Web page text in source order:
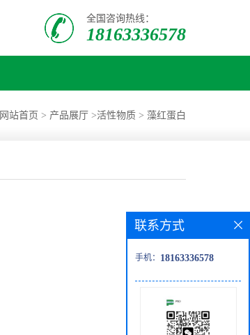
全国咨询热线：
18163336578
网站首页 > 产品展厅 >活性物质 > 藻红蛋白
联系方式
手机： 18163336578